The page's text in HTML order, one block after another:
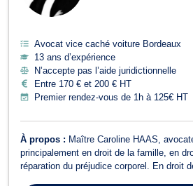
Avocat vice caché voiture Bordeaux
13 ans d’expérience
N’accepte pas l’aide juridictionnelle
Entre 170 € et 200 € HT
Premier rendez-vous de 1h à 125€ HT
À propos : Maître Caroline HAAS,
principalement en droit de la famille, en
réparation du préjudice corporel. En droit